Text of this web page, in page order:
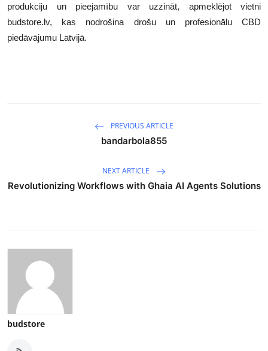
produkciju un pieejamību var uzzināt, apmeklējot vietni
budstore.lv, kas nodrošina drošu un profesionālu CBD
piedāvājumu Latvijā.
PREVIOUS ARTICLE
bandarbola855
NEXT ARTICLE
Revolutionizing Workflows with Ghaia AI Agents Solutions
budstore